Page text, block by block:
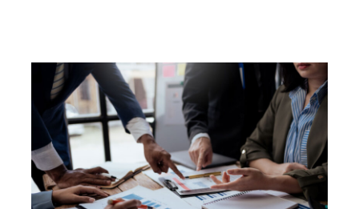
–
Edición
Pádel
Empresarial